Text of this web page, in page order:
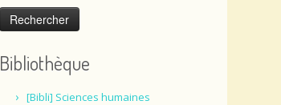
Bibliothèque
[Bibli] Sciences humaines